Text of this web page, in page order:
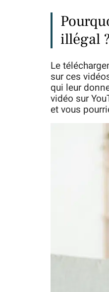
illégal
Le
sur ces
qui leur
vidéo sur
et vous